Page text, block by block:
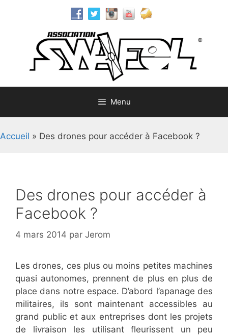
Menu
Accueil » Des drones pour accéder à Facebook ?
Des drones pour accéder à
Facebook ?
4 mars 2014 par Jerom
Les drones, ces plus ou moins petites machines
quasi autonomes, prennent de plus en plus de
place dans notre espace. D’abord l’apanage des
militaires, ils sont maintenant accessibles au
grand public et aux entreprises dont les projets
de livraison les utilisant fleurissent un peu